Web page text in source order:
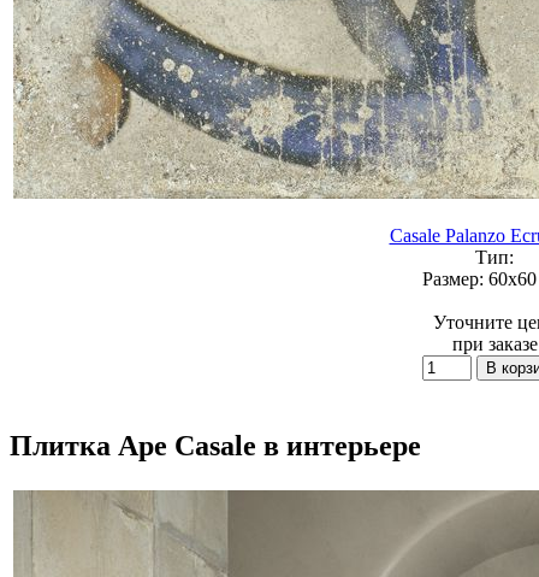
Casale Palanzo
Тип:
Размер:
Уточните
при заказе
Плитка Ape Casale в интерьере